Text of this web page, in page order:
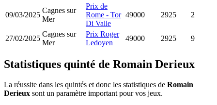
09/03/2025
Cagnes sur
Mer
Prix de
Rome - Tor
Di Valle
49000 2925 2
27/02/2025
Cagnes sur
Mer
Prix Roger
Ledoyen
49000 2925 9
Statistiques quinté de Romain Derieux
La réussite dans les quintés et donc les statistiques de Romain
Derieux sont un paramètre important pour vos jeux.